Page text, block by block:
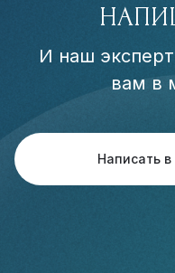
И наш
вам в
Написать